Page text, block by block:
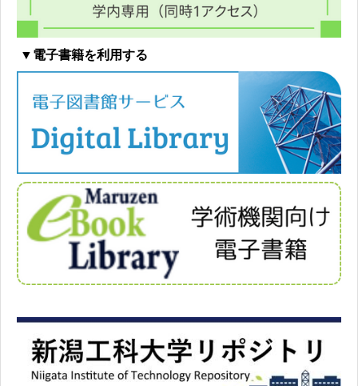
▼電子書籍を利用する